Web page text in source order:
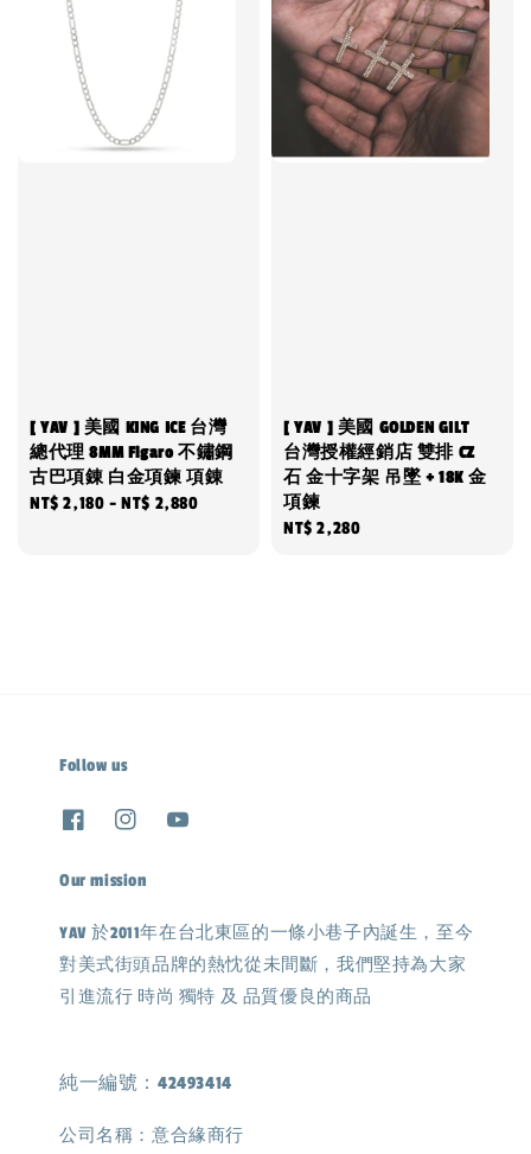
[ YAV ] 美國 KING ICE 台灣
總代理 8MM Figaro 不鏽鋼
古巴項錬 白金項鍊 項錬
Regular
NT$ 2,180 -NT$ 2,880
[ YAV ] 美國 GOLDEN GILT
台灣授權經銷店 雙排 CZ
石 金十字架 吊墜 + 18K 金
項鍊
Regular
NT$ 2,280
Follow us
Our mission
YAV 於2011年在台北東區的一條小巷子內誕生，至今
對美式街頭品牌的熱忱從未間斷，我們堅持為大家
引進流行 時尚 獨特 及 品質優良的商品
純一編號：42493414
公司名稱：意合緣商行